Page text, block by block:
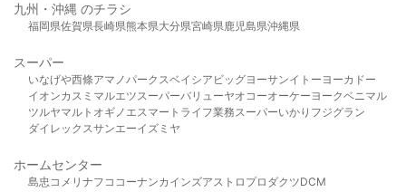
九州・沖縄 のチラシ
福岡県佐賀県長崎県熊本県大分県宮崎県鹿児島県沖縄県
スーパー
いなげや西條アマノパークスベイシア ビッグヨーサンイトーヨーカドー
イオンカスミ マルエツスーパーバリューヤオコーオーケー ヨークベニマル
ツルヤマルト オギノ エスマート ライフ業務スーパーいかり フジグラン
ダイレックスサンエーイズミヤ
ホームセンター
島忠 コメリ ナフコ コーナンカインズアストロプロダクツDCM